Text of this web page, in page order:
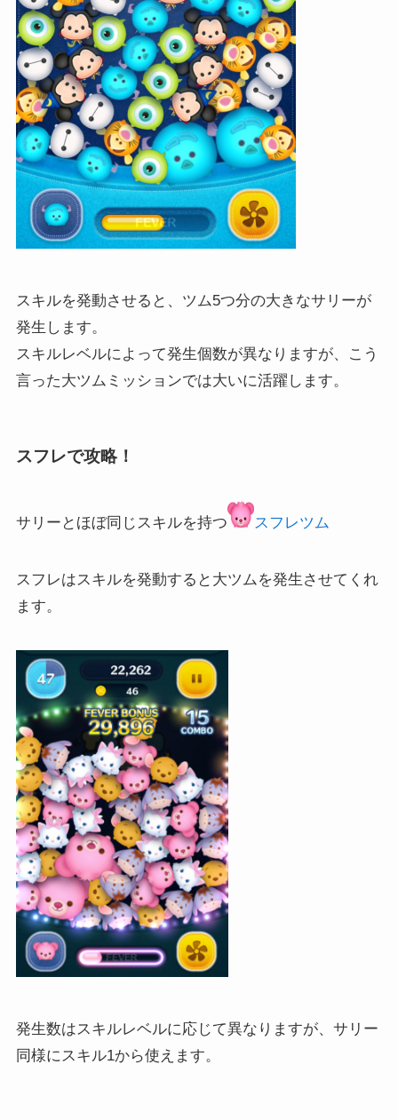
スキルを発動させると、ツム5つ分の大きなサリーが
発生します。
スキルレベルによって発生個数が異なりますが、こう
言った大ツムミッションでは大いに活躍します。
スフレで攻略！
サリーとほぼ同じスキルを持つ スフレツム
スフレはスキルを発動すると大ツムを発生させてくれ
ます。
発生数はスキルレベルに応じて異なりますが、サリー
同様にスキル1から使えます。